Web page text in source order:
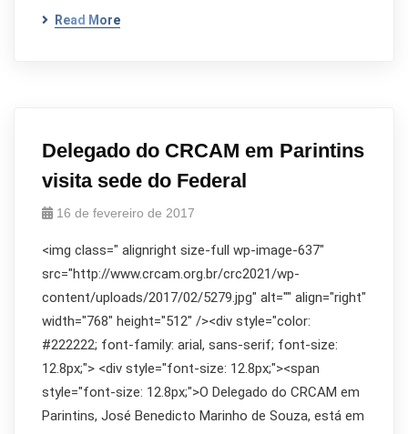
Read More
Delegado do CRCAM em Parintins
visita sede do Federal
16 de fevereiro de 2017
<img class=" alignright size-full wp-image-637"
src="http://www.crcam.org.br/crc2021/wp-
content/uploads/2017/02/5279.jpg" alt="" align="right"
width="768" height="512" /><div style="color:
#222222; font-family: arial, sans-serif; font-size:
12.8px;"> <div style="font-size: 12.8px;"><span
style="font-size: 12.8px;">O Delegado do CRCAM em
Parintins, José Benedicto Marinho de Souza, está em